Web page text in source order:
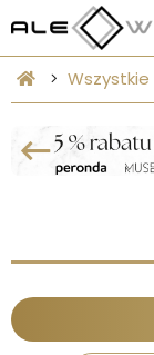
Wszystkie